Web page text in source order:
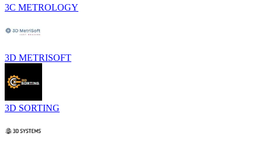
3C METROLOGY
3D METRISOFT
3D SORTING